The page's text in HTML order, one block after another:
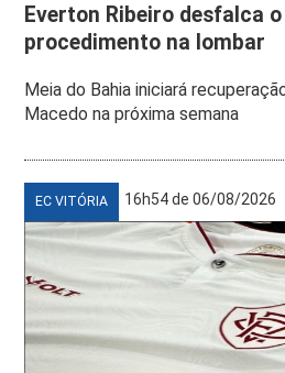
Everton Ribeiro desfalca
procedimento na lombar
Meia do Bahia iniciará
Macedo na próxima semana
EC VITÓRIA 16h54 de 06/08/2026